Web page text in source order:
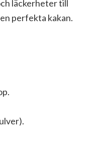
läckerheter till
perfekta kakan.